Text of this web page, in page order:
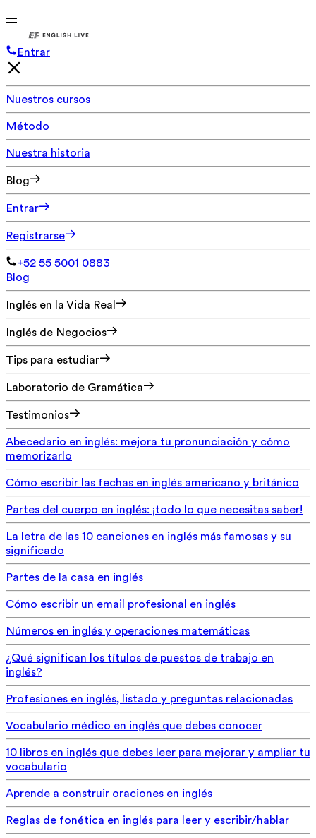
Entrar
Nuestros cursos
Método
Nuestra historia
Blog
Entrar
Registrarse
+52 55 5001 0883
Blog
Inglés en la Vida Real
Inglés de Negocios
Tips para estudiar
Laboratorio de Gramática
Testimonios
Abecedario en inglés: mejora tu pronunciación y cómo
memorizarlo
Cómo escribir las fechas en inglés americano y británico
Partes del cuerpo en inglés: ¡todo lo que necesitas saber!
La letra de las 10 canciones en inglés más famosas y su
significado
Partes de la casa en inglés
Cómo escribir un email profesional en inglés
Números en inglés y operaciones matemáticas
¿Qué significan los títulos de puestos de trabajo en
inglés?
Profesiones en inglés, listado y preguntas relacionadas
Vocabulario médico en inglés que debes conocer
10 libros en inglés que debes leer para mejorar y ampliar tu
vocabulario
Aprende a construir oraciones en inglés
Reglas de fonética en inglés para leer y escribir/hablar